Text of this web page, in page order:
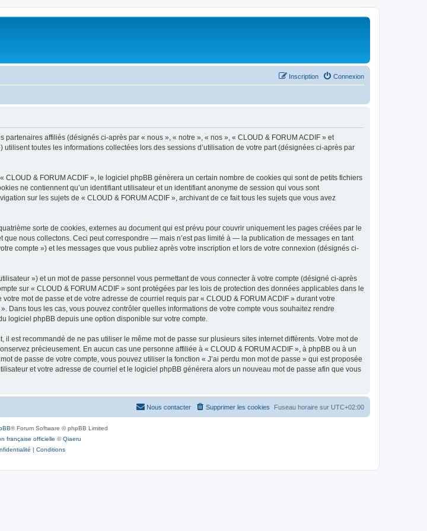
Connexion
Inscription
affiliés (désignés ci-après par « nous », « notre », « nos », « CLOUD & FORUM ACDIF » et
toutes les informations collectées lors des sessions d’utilisation de votre part (désignées ci-après par
& FORUM ACDIF », le logiciel phpBB génèrera un certain nombre de cookies qui sont de petits fichiers
ne contiennent qu’un identifiant utilisateur et un identifiant anonyme de session qui vous sont
sur les sujets de « CLOUD & FORUM ACDIF », archivant de ce fait tous les sujets que vous avez
sorte de cookies, externes au document qui est prévu pour couvrir uniquement les pages créées par le
nous collectons. Ceci peut correspondre — mais n’est pas limité à — la publication de messages en tant
compte ») et les messages que vous publiez après votre inscription et lors de votre connexion (désignés ci-
») et un mot de passe personnel vous permettant de vous connecter à votre compte (désigné ci-après
sur « CLOUD & FORUM ACDIF » sont protégées par les lois de protection des données applicables dans le
mot de passe et de votre adresse de courriel requis par « CLOUD & FORUM ACDIF » durant votre
Dans tous les cas, vous pouvez contrôler quelles informations de votre compte vous souhaitez rendre
logiciel phpBB depuis une option disponible sur votre compte.
est recommandé de ne pas utiliser le même mot de passe sur plusieurs sites internet différents. Votre mot de
précieusement. En aucun cas une personne affiliée à « CLOUD & FORUM ACDIF », à phpBB ou à un
de passe de votre compte, vous pouvez utiliser la fonction « J’ai perdu mon mot de passe » qui est proposée
et votre adresse de courriel et le logiciel phpBB générera alors un nouveau mot de passe afin que vous
Fuseau horaire sur UTC+02:00
Supprimer les cookies
Nous contacter
® Forum Software © phpBB Limited
française officielle ©Qiaeru
| Conditions